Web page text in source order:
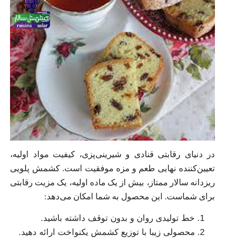
در دنیای رقابتی قنادی و شیرینی‌پزی، کیفیت مواد اولیه،
تعیین‌کننده نهایی طعم و مزه موفقیت است. کشمش پلویی
ریزدانه سالار ممتاز، بیش از یک ماده اولیه، یک مزیت رقابتی
برای شماست. این محصول به شما امکان می‌دهد:
خط تولیدی روان و بدون توقف داشته باشید.
محصولی زیبا با توزیع کشمش یکنواخت ارائه دهید.